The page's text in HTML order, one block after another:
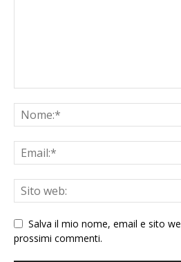
Salva il mio nome, email e sito
prossimi commenti.